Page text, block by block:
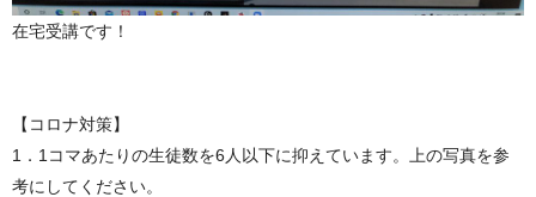
在宅受講です！
【コロナ対策】
1．1コマあたりの生徒数を6人以下に抑えています。上の写真を参
考にしてください。